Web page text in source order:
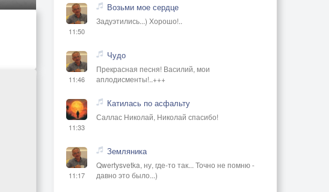
11:50
Возьми мое сердце
Задуэтились...) Хорошо!..
11:46
Чудо
Прекрасная песня! Василий, мои
аплодисменты!..+++
11:33
Катилась по асфальту
Саллас Николай, Николай спасибо!
11:17
Земляника
Qwertysvetka, ну, где-то так... Точно не помню -
давно это было...)